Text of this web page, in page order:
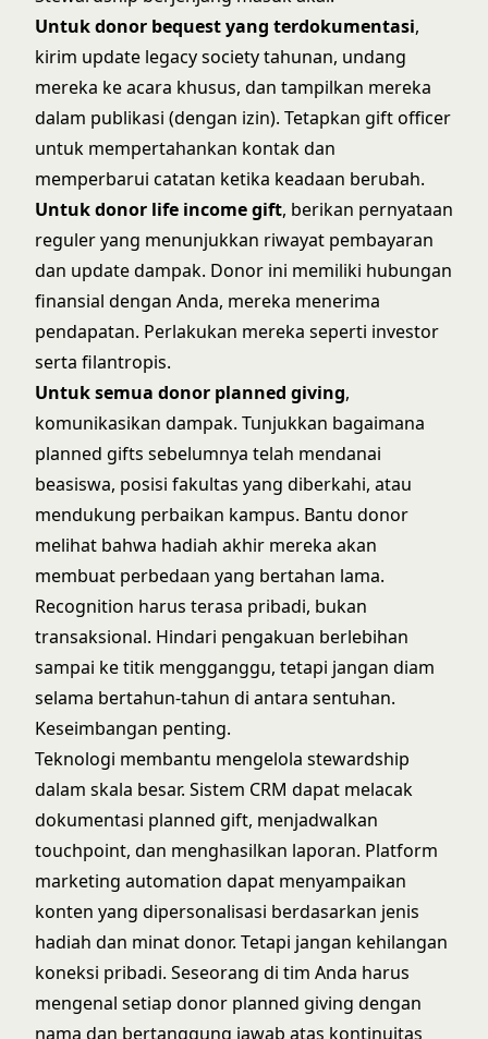
Untuk donor bequest yang terdokumentasi,
kirim update legacy society tahunan, undang
mereka ke acara khusus, dan tampilkan mereka
dalam publikasi (dengan izin). Tetapkan gift officer
untuk mempertahankan kontak dan
memperbarui catatan ketika keadaan berubah.
Untuk donor life income gift, berikan pernyataan
reguler yang menunjukkan riwayat pembayaran
dan update dampak. Donor ini memiliki hubungan
finansial dengan Anda, mereka menerima
pendapatan. Perlakukan mereka seperti investor
serta filantropis.
Untuk semua donor planned giving,
komunikasikan dampak. Tunjukkan bagaimana
planned gifts sebelumnya telah mendanai
beasiswa, posisi fakultas yang diberkahi, atau
mendukung perbaikan kampus. Bantu donor
melihat bahwa hadiah akhir mereka akan
membuat perbedaan yang bertahan lama.
Recognition harus terasa pribadi, bukan
transaksional. Hindari pengakuan berlebihan
sampai ke titik mengganggu, tetapi jangan diam
selama bertahun-tahun di antara sentuhan.
Keseimbangan penting.
Teknologi membantu mengelola stewardship
dalam skala besar. Sistem CRM dapat melacak
dokumentasi planned gift, menjadwalkan
touchpoint, dan menghasilkan laporan. Platform
marketing automation dapat menyampaikan
konten yang dipersonalisasi berdasarkan jenis
hadiah dan minat donor. Tetapi jangan kehilangan
koneksi pribadi. Seseorang di tim Anda harus
mengenal setiap donor planned giving dengan
nama dan bertanggung jawab atas kontinuitas